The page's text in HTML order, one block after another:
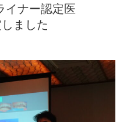
イナー認定医
ました